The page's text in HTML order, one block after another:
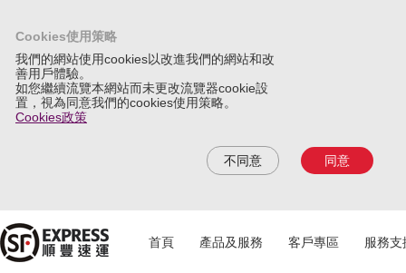
Cookies使用策略
我們的網站使用cookies以改進我們的網站和改
善用戶體驗。
如您繼續流覽本網站而未更改流覽器cookie設
置，視為同意我們的cookies使用策略。
Cookies政策
不同意 同意
首頁 產品及服務 客戶專區 服務支